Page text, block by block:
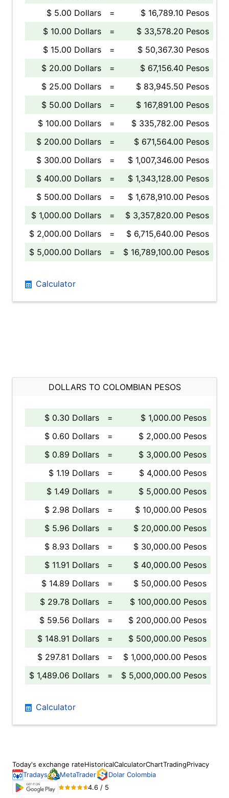
$ 5.00 Dollars
=
$ 16,789.10 Pesos
$ 10.00 Dollars
=
$ 33,578.20 Pesos
$ 15.00 Dollars
=
$ 50,367.30 Pesos
$ 20.00 Dollars
=
$ 67,156.40 Pesos
$ 25.00 Dollars
=
$ 83,945.50 Pesos
$ 50.00 Dollars
=
$ 167,891.00 Pesos
$ 100.00 Dollars
=
$ 335,782.00 Pesos
$ 200.00 Dollars
=
$ 671,564.00 Pesos
$ 300.00 Dollars
=
$ 1,007,346.00 Pesos
$ 400.00 Dollars
=
$ 1,343,128.00 Pesos
$ 500.00 Dollars
=
$ 1,678,910.00 Pesos
$ 1,000.00 Dollars
=
$ 3,357,820.00 Pesos
$ 2,000.00 Dollars
=
$ 6,715,640.00 Pesos
$ 5,000.00 Dollars
= $ 16,789,100.00 Pesos
Calculator
DOLLARS TO COLOMBIAN PESOS
$ 0.30 Dollars =
$ 1,000.00 Pesos
$ 0.60 Dollars
=
$ 2,000.00 Pesos
$ 0.89 Dollars
=
$ 3,000.00 Pesos
$ 1.19 Dollars
=
$ 4,000.00 Pesos
$ 1.49 Dollars
=
$ 5,000.00 Pesos
$ 2.98 Dollars
=
$ 10,000.00 Pesos
$ 5.96 Dollars
=
$ 20,000.00 Pesos
$ 8.93 Dollars
=
$ 30,000.00 Pesos
$ 11.91 Dollars
=
$ 40,000.00 Pesos
$ 14.89 Dollars
=
$ 50,000.00 Pesos
$ 29.78 Dollars
=
$ 100,000.00 Pesos
$ 59.56 Dollars
=
$ 200,000.00 Pesos
$ 148.91 Dollars
=
$ 500,000.00 Pesos
$ 297.81 Dollars
=
$ 1,000,000.00 Pesos
$ 1,489.06 Dollars
= $ 5,000,000.00 Pesos
Calculator
Today's exchange rateHistoricalCalculatorChartTradingPrivacy
Tradays
MetaTrader
Dolar Colombia
4.6 / 5